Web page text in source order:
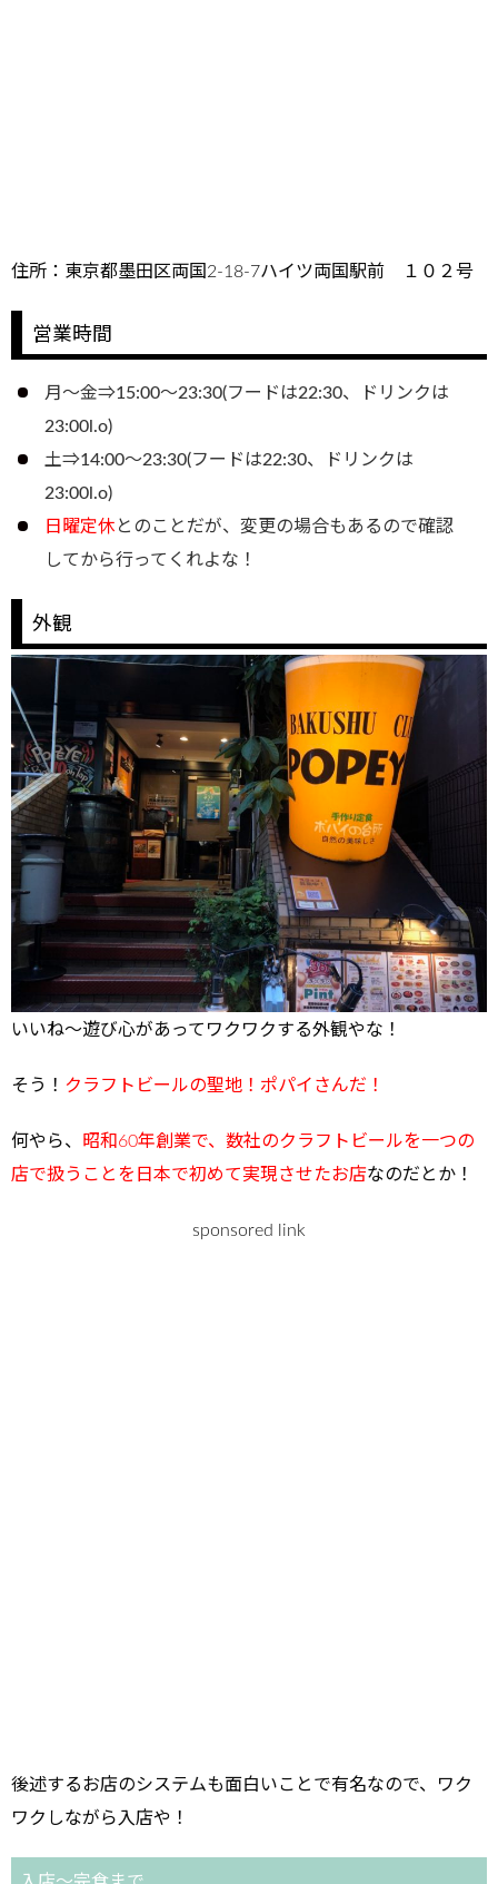
住所：東京都墨田区両国2-18-7ハイツ両国駅前 １０２号
営業時間
月～金⇒15:00～23:30(フードは22:30、ドリンクは
23:00l.o)
土⇒14:00～23:30(フードは22:30、ドリンクは
23:00l.o)
日曜定休 とのことだが、変更の場合もあるので確認
してから行ってくれよな！
外観
いいね～遊び心があってワクワクする外観やな！
そう！ クラフトビールの聖地！ポパイさんだ！
何やら、
昭和60年創業で、数社のクラフトビールを一つの
店で扱うことを日本で初めて実現させたお店なのだとか！
sponsored link
後述するお店のシステムも面白いことで有名なので、ワク
ワクしながら入店や！